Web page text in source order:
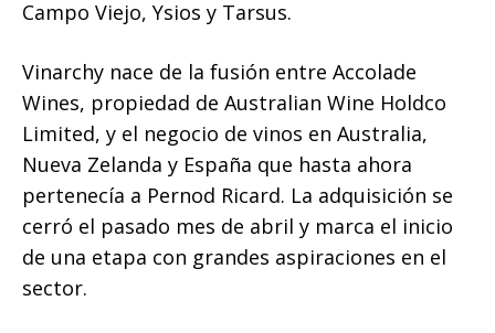
Campo Viejo, Ysios y Tarsus.
Vinarchy nace de la fusión entre Accolade
Wines, propiedad de Australian Wine Holdco
Limited, y el negocio de vinos en Australia,
Nueva Zelanda y España que hasta ahora
pertenecía a Pernod Ricard. La adquisición se
cerró el pasado mes de abril y marca el inicio
de una etapa con grandes aspiraciones en el
sector.